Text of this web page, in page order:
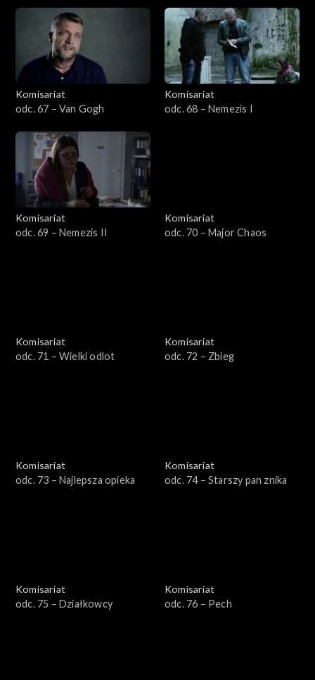
Komisariat
odc. 67 – Van Gogh
Komisariat
odc. 68 – Nemezis I
Komisariat
odc. 69 – Nemezis II
Komisariat
odc. 70 – Major Chaos
Komisariat
odc. 71 – Wielki odlot
Komisariat
odc. 72 – Zbieg
Komisariat
odc. 73 – Najlepsza opieka
Komisariat
odc. 74 – Starszy pan znika
Komisariat
odc. 75 – Działkowcy
Komisariat
odc. 76 – Pech